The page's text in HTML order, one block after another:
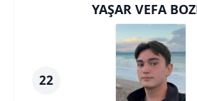
22
YAŞAR VEFA